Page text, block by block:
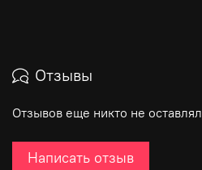
Отзывы
Отзывов еще никто не оставлял
Написать отзыв